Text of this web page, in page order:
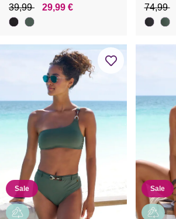
39,99
29,99 €
74,99
Sale Sale